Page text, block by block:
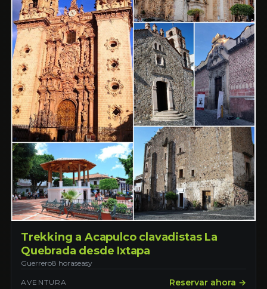
Trekking a Acapulco clavadistas La
Quebrada desde Ixtapa
Guerrero8 horaseasy
AVENTURA Reservar ahora →